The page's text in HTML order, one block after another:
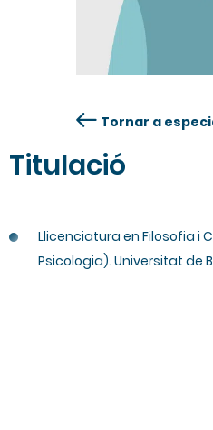
Titulació
Llicenciatura en Filosofia i
Psicologia). Universitat de
Tornar a